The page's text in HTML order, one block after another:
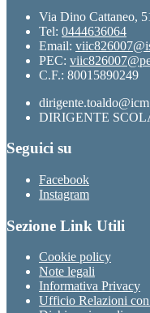
Via Dino Cattaneo,
Tel: 0444636064
Email:
PEC:
C.F.: 80015890249
DIRIGENTE
Seguici su
Facebook
Instagram
Sezione Link Utili
Cookie policy
Note legali
Informativa Privacy
Ufficio Relazioni